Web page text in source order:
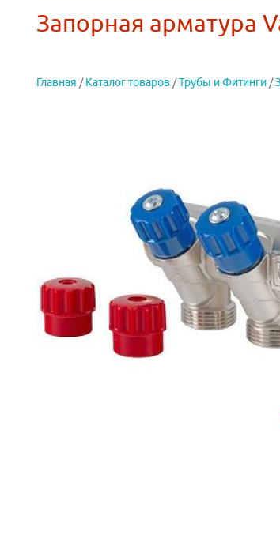
Запорная арматура
Главная / Каталог товаров /Трубы и Фитинги /